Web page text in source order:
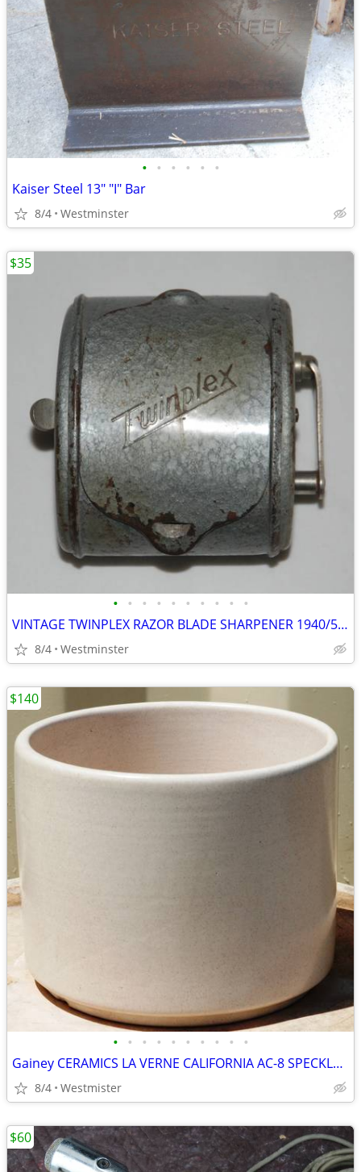
• • • • • •
Kaiser Steel 13" "I" Bar
8/4 Westminster
• • • • • • • • • •
VINTAGE TWINPLEX RAZOR BLADE SHARPENER 1940/50's
8/4 Westminster
$35
• • • • • • • • • •
Gainey CERAMICS LA VERNE CALIFORNIA AC-8 SPECKLED MATTE WHITE PLANTER
8/4 Westmister
$140
$60